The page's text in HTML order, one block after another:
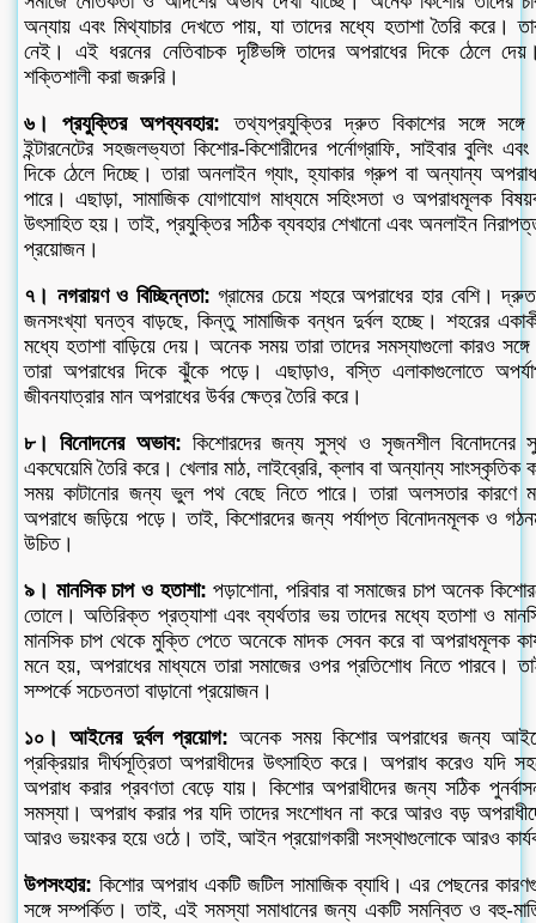
অন্যায় এবং মিথ্যাচার দেখতে পায়, যা তাদের মধ্যে হতাশা তৈরি করে।
নেই। এই ধরনের নেতিবাচক দৃষ্টিভঙ্গি তাদের অপরাধের দিকে ঠেলে
শক্তিশালী করা জরুরি।
৬। প্রযুক্তির অপব্যবহার:তথ্যপ্রযুক্তির দ্রুত বিকাশের সঙ্গে
ইন্টারনেটের সহজলভ্যতা কিশোর-কিশোরীদের পর্নোগ্রাফি, সাইবার বুলিং
দিকে ঠেলে দিচ্ছে। তারা অনলাইন গ্যাং, হ্যাকার গ্রুপ বা অন্যান্য
পারে। এছাড়া, সামাজিক যোগাযোগ মাধ্যমে সহিংসতা ও অপরাধমূলক
উৎসাহিত হয়। তাই, প্রযুক্তির সঠিক ব্যবহার শেখানো এবং অনলাইন
প্রয়োজন।
৭। নগরায়ণ ও বিচ্ছিন্নতা:গ্রামের চেয়ে শহরে অপরাধের হার বেশি।
জনসংখ্যা ঘনত্ব বাড়ছে, কিন্তু সামাজিক বন্ধন দুর্বল হচ্ছে। শহরের
মধ্যে হতাশা বাড়িয়ে দেয়। অনেক সময় তারা তাদের সমস্যাগুলো কারও
তারা অপরাধের দিকে ঝুঁকে পড়ে। এছাড়াও, বস্তি এলাকাগুলোতে
জীবনযাত্রার মান অপরাধের উর্বর ক্ষেত্র তৈরি করে।
৮। বিনোদনের অভাব: কিশোরদের জন্য সুস্থ ও সৃজনশীল বিনোদনের
একঘেয়েমি তৈরি করে। খেলার মাঠ, লাইব্রেরি, ক্লাব বা অন্যান্য সাংস্কৃতিক
সময় কাটানোর জন্য ভুল পথ বেছে নিতে পারে। তারা অলসতার কারণে
অপরাধে জড়িয়ে পড়ে। তাই, কিশোরদের জন্য পর্যাপ্ত বিনোদনমূলক ও
উচিত।
৯। মানসিক চাপ ও হতাশা: পড়াশোনা, পরিবার বা সমাজের চাপ অনেক
তোলে। অতিরিক্ত প্রত্যাশা এবং ব্যর্থতার ভয় তাদের মধ্যে হতাশা ও
মানসিক চাপ থেকে মুক্তি পেতে অনেকে মাদক সেবন করে বা অপরাধমূলক
মনে হয়, অপরাধের মাধ্যমে তারা সমাজের ওপর প্রতিশোধ নিতে পারবে।
সম্পর্কে সচেতনতা বাড়ানো প্রয়োজন।
১০। আইনের দুর্বল প্রয়োগ: অনেক সময় কিশোর অপরাধের জন্য
প্রক্রিয়ার দীর্ঘসূত্রিতা অপরাধীদের উৎসাহিত করে। অপরাধ করেও যদি
অপরাধ করার প্রবণতা বেড়ে যায়। কিশোর অপরাধীদের জন্য সঠিক
সমস্যা। অপরাধ করার পর যদি তাদের সংশোধন না করে আরও বড়
আরও ভয়ংকর হয়ে ওঠে। তাই, আইন প্রয়োগকারী সংস্থাগুলোকে আরও
উপসংহার: কিশোর অপরাধ একটি জটিল সামাজিক ব্যাধি। এর পেছনের
সঙ্গে সম্পর্কিত। তাই, এই সমস্যা সমাধানের জন্য একটি সমন্বিত ও বহু-